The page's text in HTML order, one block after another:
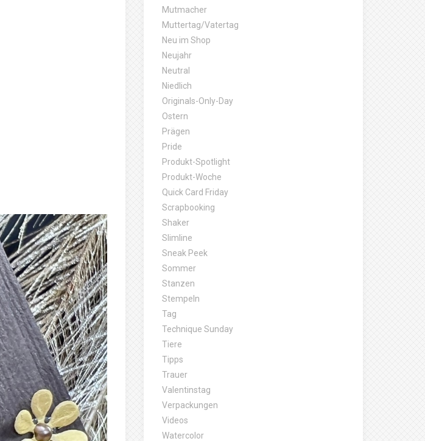
Mutmacher
Muttertag/Vatertag
Neu im Shop
Neujahr
Neutral
Niedlich
Originals-Only-Day
Ostern
Prägen
Pride
Produkt-Spotlight
Produkt-Woche
Quick Card Friday
Scrapbooking
Shaker
Slimline
Sneak Peek
Sommer
Stanzen
Stempeln
Tag
Technique Sunday
Tiere
Tipps
Trauer
Valentinstag
Verpackungen
Videos
Watercolor